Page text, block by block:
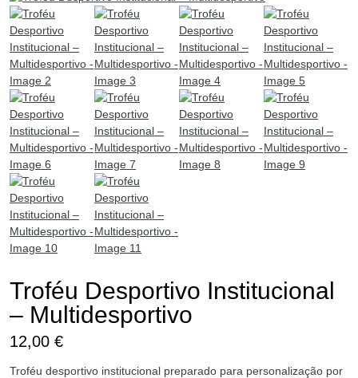
Troféu Desportivo Institucional
– Multidesportivo
12,00 €
Troféu desportivo institucional preparado para personalização por